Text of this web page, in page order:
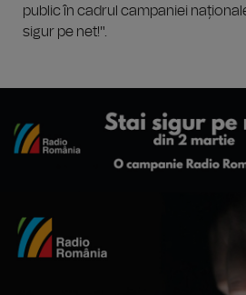
public în cadrul campaniei
sigur pe net!".